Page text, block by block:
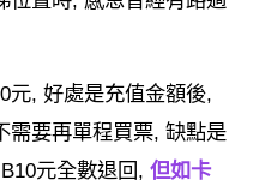
元, 好處是充值金額後,
需要再單程買票, 缺點是
元全數退回, 但如卡